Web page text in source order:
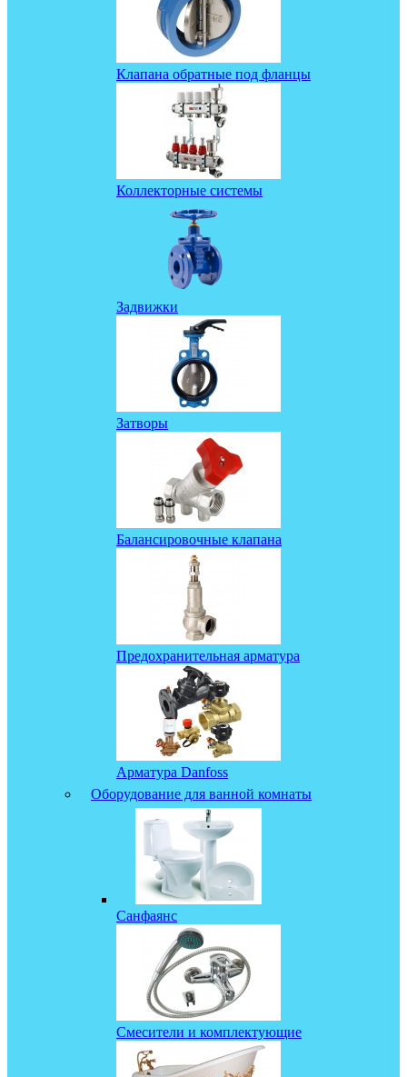
Клапана обратные под фланцы
Коллекторные системы
Задвижки
Затворы
Балансировочные клапана
Предохранительная арматура
Арматура Danfoss
Оборудование для ванной комнаты
Санфаянс
Смесители и комплектующие